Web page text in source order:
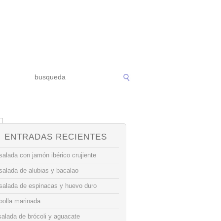
ENTRADAS RECIENTES
con jamón ibérico crujiente
de alubias y bacalao
de espinacas y huevo duro
marinada
de brócoli y aguacate